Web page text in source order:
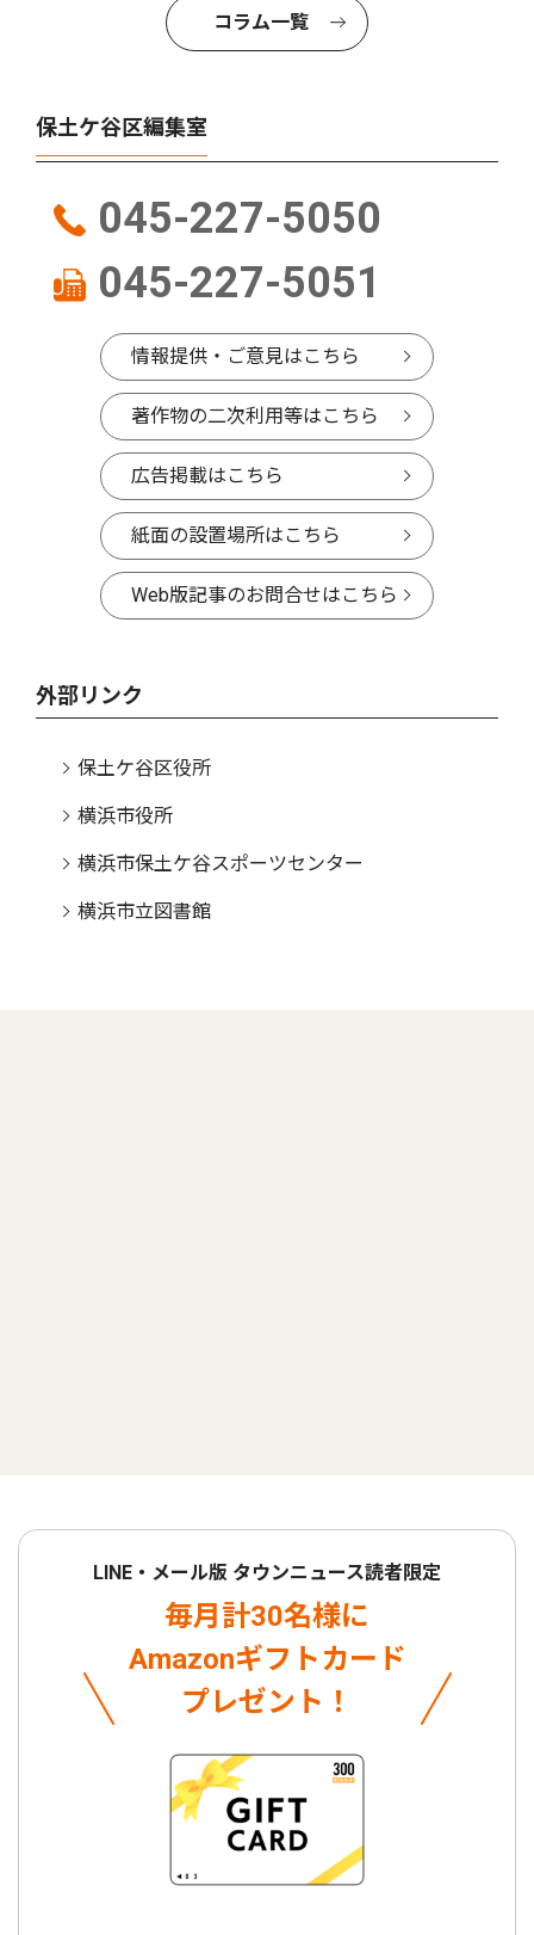
コラム一覧
保土ケ谷区編集室
045-227-5050
045-227-5051
情報提供・ご意見はこちら
著作物の二次利用等はこちら
広告掲載はこちら
紙面の設置場所はこちら
Web版記事のお問合せはこちら
外部リンク
保土ケ谷区役所
横浜市役所
横浜市保土ケ谷スポーツセンター
横浜市立図書館
LINE・メール版 タウンニュース読者限定
毎月計30名様に
Amazonギフトカード
プレゼント！